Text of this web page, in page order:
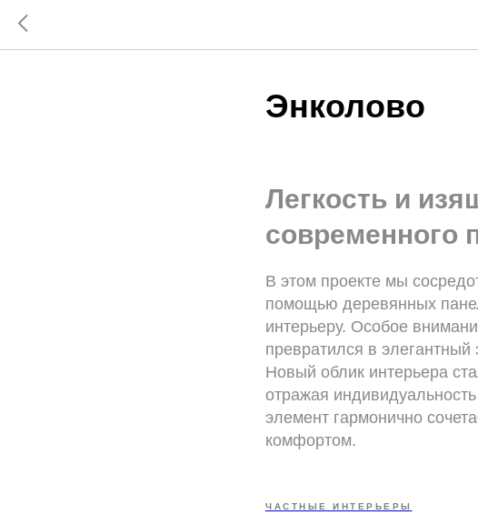
Энколово
Легкость и
современного
В этом проекте мы
помощью деревянных
интерьеру. Особое
превратился в
Новый облик интерьера
отражая
элемент гармонично
комфортом.
ЧАСТНЫЕ ИНТЕРЬЕРЫ